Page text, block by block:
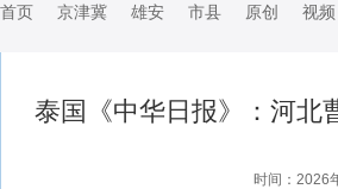
首页 京津冀 雄安 市县 原创 视频
泰国《中华日报》：河北
时间：2026